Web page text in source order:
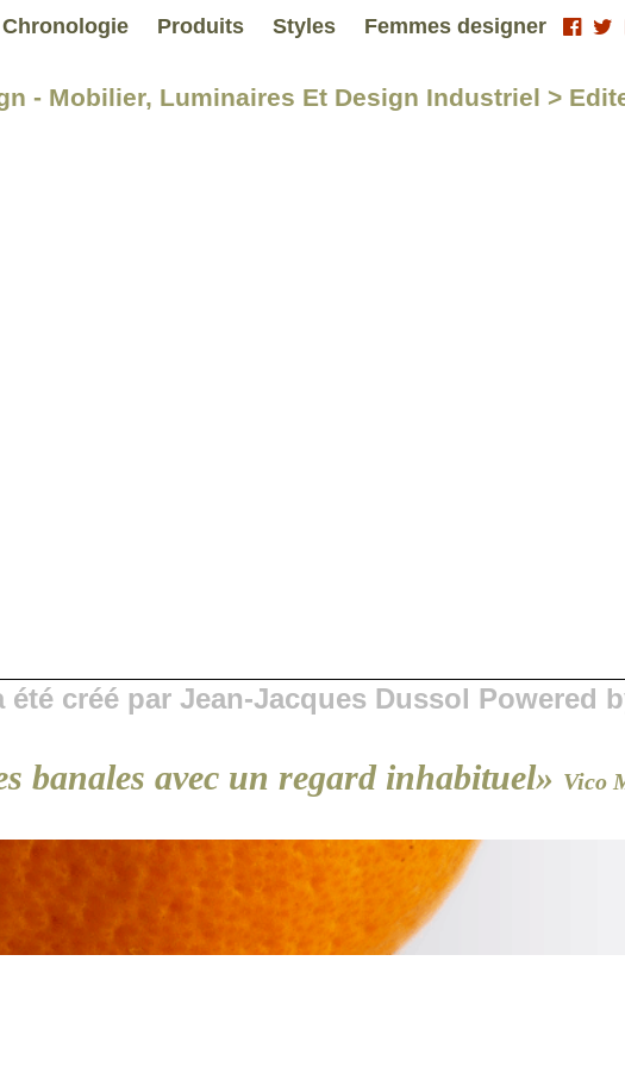
Chronologie Produits Styles Femmes designer
- Mobilier, Luminaires Et Design Industriel >
été créé par Jean-Jacques Dussol Powered
banales avec un regard inhabituel» Vico